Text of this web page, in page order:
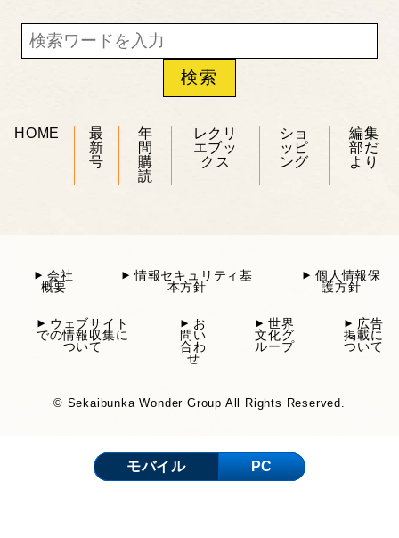
HOME
最
新
号
年
間
購
読
レクリ
エブッ
クス
ショ
ッピ
ング
編集
部だ
より
会社
概要
情報セキュリティ基
本方針
個人情報保
護方針
ウェブサイト
での情報収集に
ついて
お
問い
合わ
せ
世界
文化グ
ループ
広告
掲載に
ついて
© Sekaibunka Wonder Group All Rights Reserved.
モバイル PC